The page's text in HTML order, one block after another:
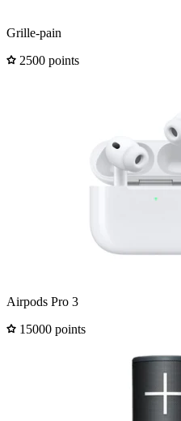
Grille-pain
2500 points
Airpods Pro 3
15000 points